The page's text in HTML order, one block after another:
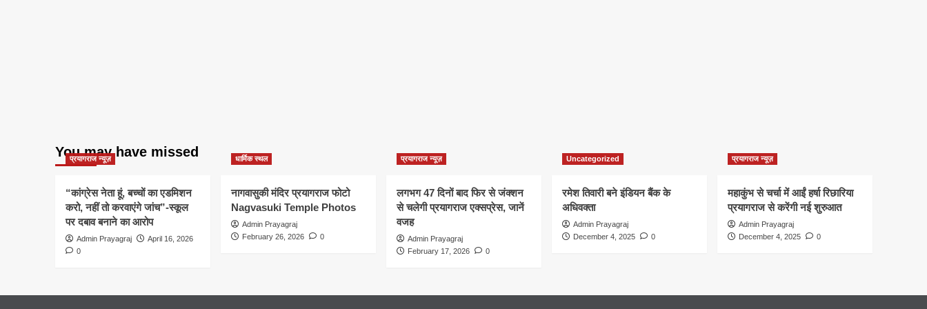
You may have missed
प्रयागराज न्यूज़
“कांग्रेस नेता हूं, बच्चों का एडमिशन
करो, नहीं तो करवाएंगे जांच”-स्कूल
पर दबाव बनाने का आरोप
Admin Prayagraj
April 16, 2026
0
धार्मिक स्थल
नागवासुकी मंदिर प्रयागराज फोटो
Nagvasuki Temple Photos
Admin Prayagraj
February 26, 2026
0
प्रयागराज न्यूज़
लगभग 47 दिनों बाद फिर से जंक्शन
से चलेगी प्रयागराज एक्सप्रेस, जानें
वजह
Admin Prayagraj
February 17, 2026
0
Uncategorized
रमेश तिवारी बने इंडियन बैंक के
अधिवक्ता
Admin Prayagraj
December 4, 2025
0
प्रयागराज न्यूज़
महाकुंभ से चर्चा में आईं हर्षा रिछारिया
प्रयागराज से करेंगी नई शुरुआत
Admin Prayagraj
December 4, 2025
0